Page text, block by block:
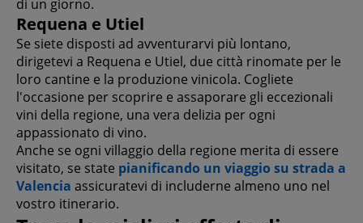
di un giorno.
Requena e Utiel
Se siete disposti ad avventurarvi più lontano,
dirigetevi a Requena e Utiel, due città rinomate per le
loro cantine e la produzione vinicola. Cogliete
l'occasione per scoprire e assaporare gli eccezionali
vini della regione, una vera delizia per ogni
appassionato di vino.
Anche se ogni villaggio della regione merita di essere
visitato, se state pianificando un viaggio su strada a
Valencia assicuratevi di includerne almeno uno nel
vostro itinerario.